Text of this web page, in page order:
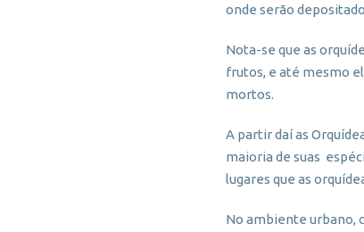
onde serão
Nota-se que as
frutos, e até mesmo
mortos.
A partir daí as
maioria de suas
lugares que as
No ambiente urbano,